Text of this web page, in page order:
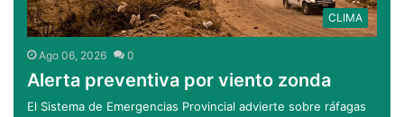
CLIMA
Ago 06, 2026 0
Alerta preventiva por viento zonda
El Sistema de Emergencias Provincial advierte sobre ráfagas